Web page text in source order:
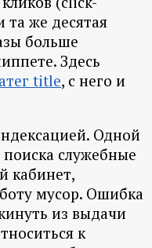
та же десятая
больше
Здесь
title, с него и
Одной
служебные
кабинет,
мусор. Ошибка
из выдачи
к